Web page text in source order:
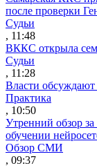
после проверки
Судьи
, 11:48
ВККС открыла
Судьи
, 11:28
Власти
Практика
, 10:50
Утренний обзор
обучении
Обзор СМИ
, 09:37